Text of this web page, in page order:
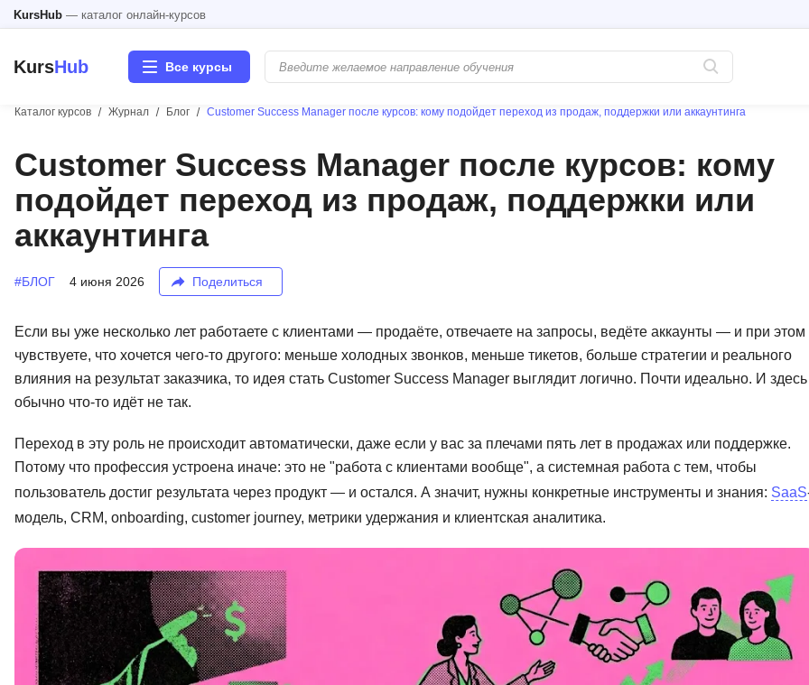
KursHub — каталог онлайн-курсов
KursHub Все курсы
Каталог курсов Журнал Блог Customer Success Manager после курсов: кому подойдет переход из продаж, поддержки или аккаунтинга
Customer Success Manager после курсов: кому
подойдет переход из продаж, поддержки или
аккаунтинга
#БЛОГ 4 июня 2026 Поделиться
Если вы уже несколько лет работаете с клиентами — продаёте, отвечаете на запросы, ведёте аккаунты — и при этом
чувствуете, что хочется чего-то другого: меньше холодных звонков, меньше тикетов, больше стратегии и реального
влияния на результат заказчика, то идея стать Customer Success Manager выглядит логично. Почти идеально. И здесь
обычно что-то идёт не так.
Переход в эту роль не происходит автоматически, даже если у вас за плечами пять лет в продажах или поддержке.
Потому что профессия устроена иначе: это не "работа с клиентами вообще", а системная работа с тем, чтобы
пользователь достиг результата через продукт — и остался. А значит, нужны конкретные инструменты и знания: SaaS
модель, CRM, onboarding, customer journey, метрики удержания и клиентская аналитика.
Python-разработка
Java-разработка
Golang-разработка
Веб-разработка
J
jQuery
Jenkins
Joomla
Pascal
Postman
С
Сетевой инженер
Создание
Фреймворк
Фреймворк
Фреймворк
Маркетинг
Дизайн
Аналитика
Менеджмент
Иностранные языки
ДПО
Детям